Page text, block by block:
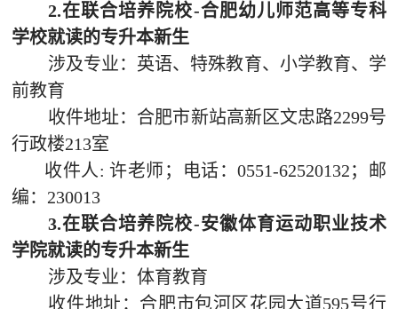
2.在联合培养院校-合肥幼儿师范高等专科
学校就读的专升本新生
涉及专业：英语、特殊教育、小学教育、学
前教育
收件地址： 合肥市新站高新区文忠路2299号
行政楼213室
收件人: 许老师；电话：0551-62520132；邮
编：230013
3.在联合培养院校-安徽体育运动职业技术
学院就读的专升本新生
涉及专业：体育教育
收件地址： 合肥市包河区花园大道595号行